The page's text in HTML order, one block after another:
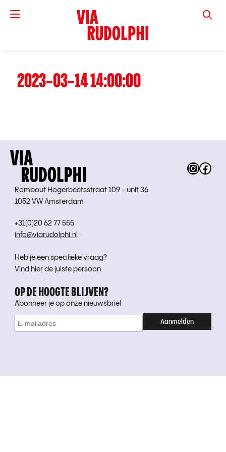
VIA
2023-03-14 14:00:00
Rombout Hogerbeetsstraat 109 - unit 36
1052 VW Amsterdam
+31(0)20 62 77 555
info@viarudolphi.nl
Heb je een specifieke vraag?
Vind hier de juiste persoon
OP DE HOOGTE BLIJVEN?
Abonneer je op onze nieuwsbrief